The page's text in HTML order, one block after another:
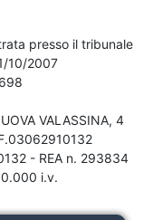
presso il tribunale
10/2007
VALASSINA, 4
- REA n. 293834
i.v.